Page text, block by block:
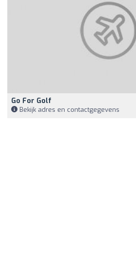
Go For Golf
Bekijk adres en contactgegevens